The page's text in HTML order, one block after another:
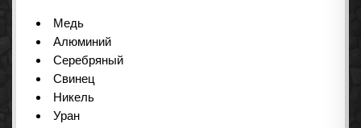
Медь
Алюминий
Серебряный
Свинец
Никель
Уран